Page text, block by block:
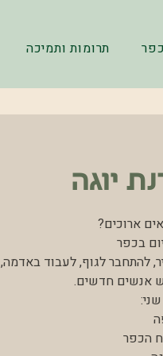
תרומות ותמיכה
יוגה
להתחבר לגוף, לעבוד באדמה,
לייצר בסדנאות מלאכה ולפגוש אנשים חדשים.
מה בתכנית? יום שני:
9:30 פינת קפה